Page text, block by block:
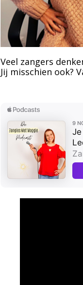
Veel zangers
Jij misschien ook?